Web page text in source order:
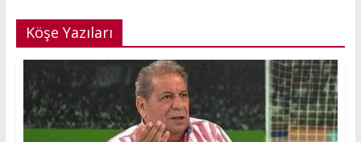
Köşe Yazıları